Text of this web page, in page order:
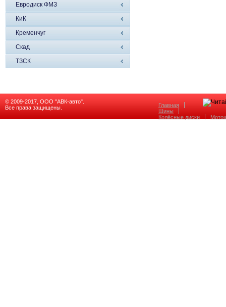
Евродиск ФМЗ
КиК
Кременчуг
Скад
ТЗСК
© 2009-2017, ООО "АВК-авто".
Все права защищены.
Главная
Шины
Колёсные диски